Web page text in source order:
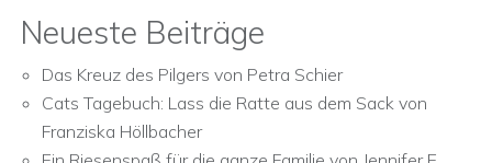
Neueste Beiträge
Das Kreuz des Pilgers von Petra Schier
Cats Tagebuch: Lass die Ratte aus dem Sack von
Franziska Höllbacher